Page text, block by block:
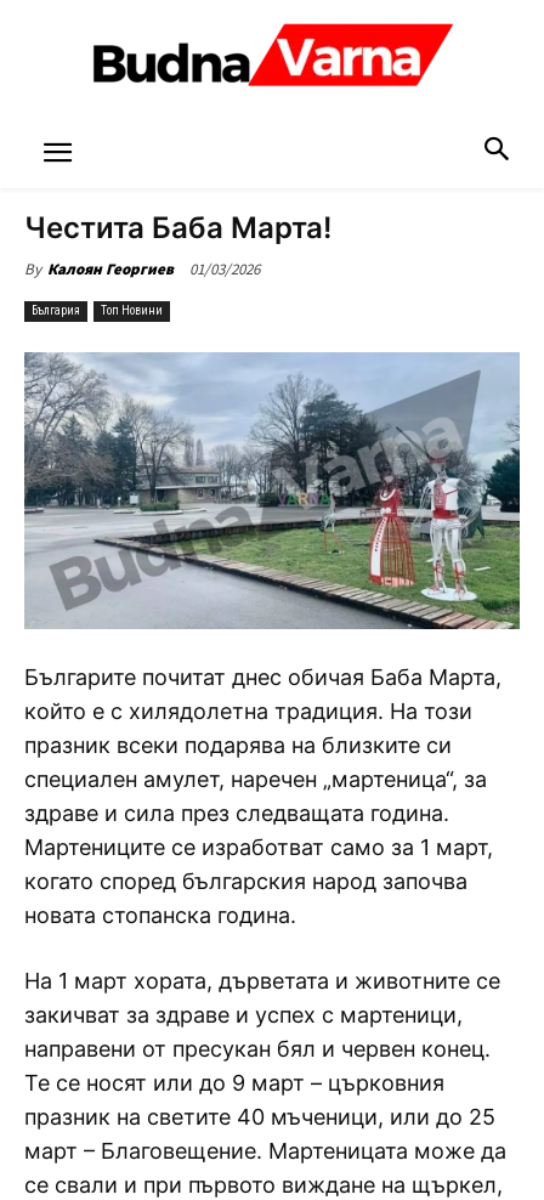
Честита Баба Марта!
By Калоян Георгиев 01/03/2026
България Топ Новини
Българите почитат днес обичая Баба Марта,
който е с хилядолетна традиция. На този
празник всеки подарява на близките си
специален амулет, наречен „мартеница“, за
здраве и сила през следващата година.
Мартениците се изработват само за 1 март,
когато според българския народ започва
новата стопанска година.
На 1 март хората, дърветата и животните се
закичват за здраве и успех с мартеници,
направени от пресукан бял и червен конец.
Те се носят или до 9 март – църковния
празник на светите 40 мъченици, или до 25
март – Благовещение. Мартеницата може да
се свали и при първото виждане на щъркел,